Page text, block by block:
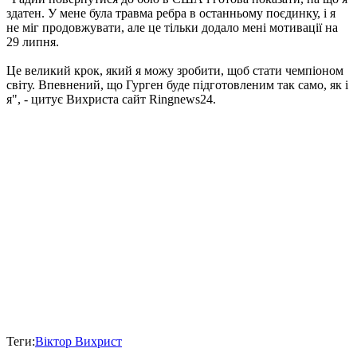
здатен. У мене була травма ребра в останньому поєдинку, і я
не міг продовжувати, але це тільки додало мені мотивації на
29 липня.
Це великий крок, який я можу зробити, щоб стати чемпіоном
світу. Впевнений, що Гурген буде підготовленим так само, як і
я", - цитує Вихриста сайт Ringnews24.
Теги:Віктор Вихрист